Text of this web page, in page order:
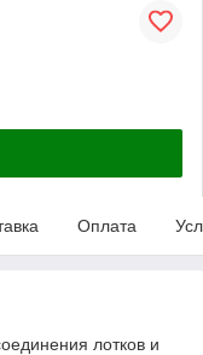
Оплата
лотков и